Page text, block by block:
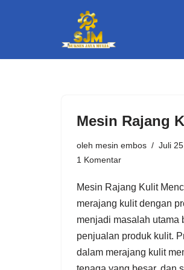
Mesin Rajang
oleh mesin embos
Juli
1 Komentar
Mesin Rajang Kulit
merajang kulit dengan
menjadi masalah utama
penjualan produk kulit.
dalam merajang kulit